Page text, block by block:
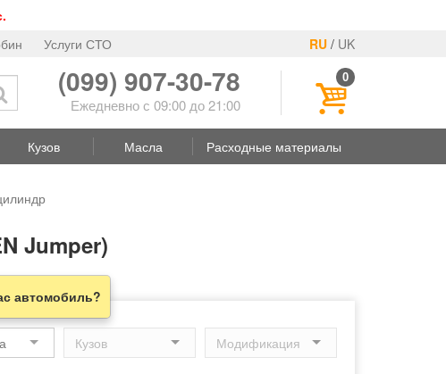
RU / UK
Услуги СТО
(099) 907-30-78
Ежедневно с 09:00 до 21:00
0
Кузов Масла Расходные материалы
Jumper)
автомобиль?